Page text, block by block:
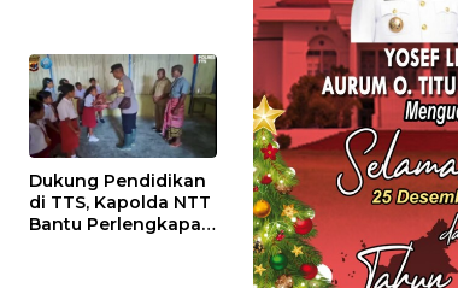
Dukung Pendidikan
di TTS, Kapolda NTT
Bantu Perlengkapan